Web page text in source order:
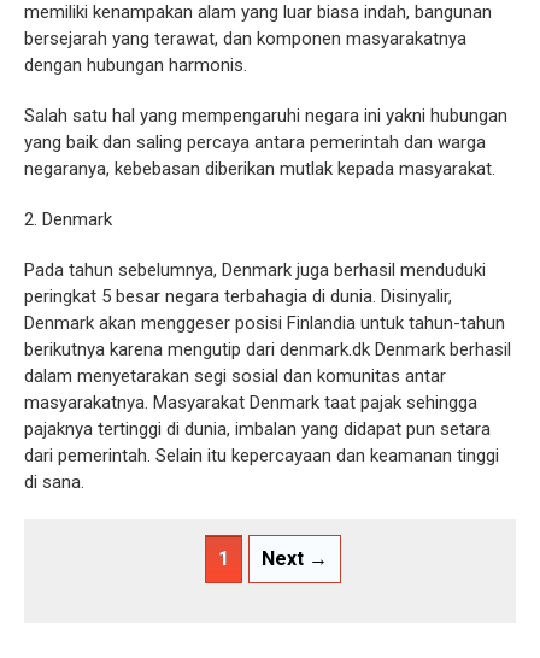
memiliki kenampakan alam yang luar biasa indah, bangunan
bersejarah yang terawat, dan komponen masyarakatnya
dengan hubungan harmonis.
Salah satu hal yang mempengaruhi negara ini yakni hubungan
yang baik dan saling percaya antara pemerintah dan warga
negaranya, kebebasan diberikan mutlak kepada masyarakat.
2. Denmark
Pada tahun sebelumnya, Denmark juga berhasil menduduki
peringkat 5 besar negara terbahagia di dunia. Disinyalir,
Denmark akan menggeser posisi Finlandia untuk tahun-tahun
berikutnya karena mengutip dari denmark.dk Denmark berhasil
dalam menyetarakan segi sosial dan komunitas antar
masyarakatnya. Masyarakat Denmark taat pajak sehingga
pajaknya tertinggi di dunia, imbalan yang didapat pun setara
dari pemerintah. Selain itu kepercayaan dan keamanan tinggi
di sana.
1 Next →